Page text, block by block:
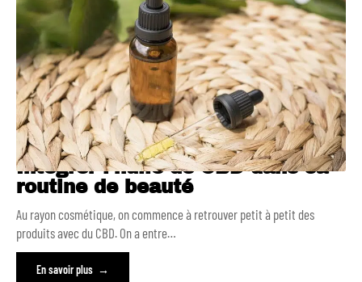
Intégrer l’huile de CBD dans sa
routine de beauté
Au rayon cosmétique, on commence à retrouver petit à petit des
produits avec du CBD. On a entre…
En savoir plus